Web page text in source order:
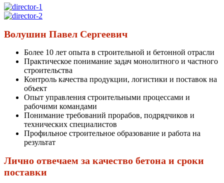
Волушин Павел Сергеевич
Более 10 лет опыта в строительной и бетонной отрасли
Практическое понимание задач монолитного и частного
строительства
Контроль качества продукции, логистики и поставок на
объект
Опыт управления строительными процессами и
рабочими командами
Понимание требований прорабов, подрядчиков и
технических специалистов
Профильное строительное образование и работа на
результат
Лично отвечаем за качество бетона и сроки
поставки